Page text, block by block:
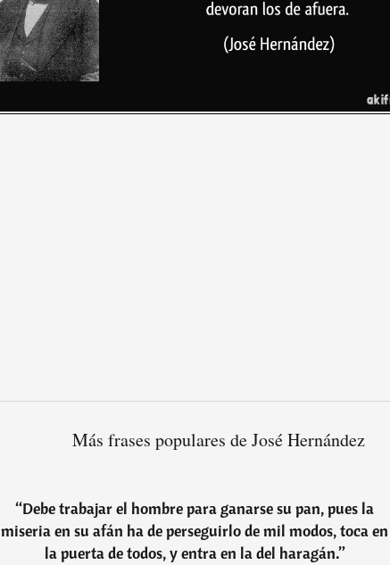
Más frases populares de José Hernández
“Debe trabajar el hombre para ganarse su pan, pues la
miseria en su afán ha de perseguirlo de mil modos, toca en
la puerta de todos, y entra en la del haragán.”